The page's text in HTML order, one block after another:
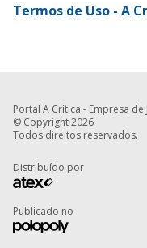
Termos de Uso - A
Portal A Crítica - Empresa
© Copyright 2026
Todos direitos reservados.
Distribuído por
Publicado no